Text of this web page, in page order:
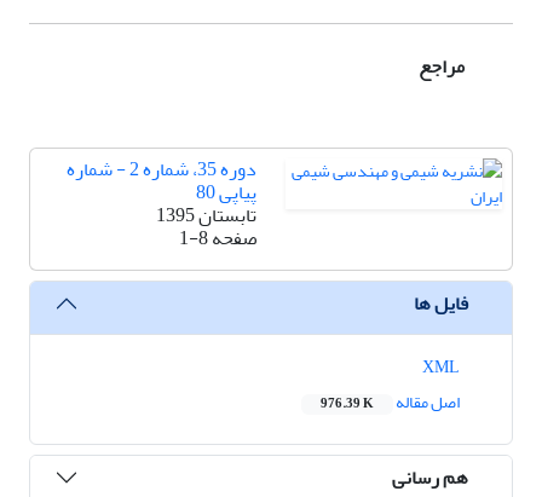
مراجع
دوره 35، شماره 2 - شماره
پیاپی 80
تابستان 1395
صفحه1-8
فایل ها
اصل مقاله
976.39 K
هم رسانی